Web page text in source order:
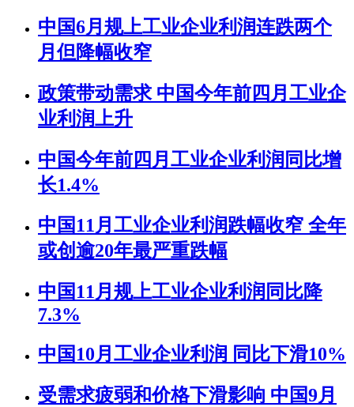
中国6月规上工业企业利润连跌两个
月但降幅收窄
政策带动需求 中国今年前四月工业企
业利润上升
中国今年前四月工业企业利润同比增
长1.4%
中国11月工业企业利润跌幅收窄 全年
或创逾20年最严重跌幅
中国11月规上工业企业利润同比降
7.3%
中国10月工业企业利润 同比下滑10%
受需求疲弱和价格下滑影响 中国9月